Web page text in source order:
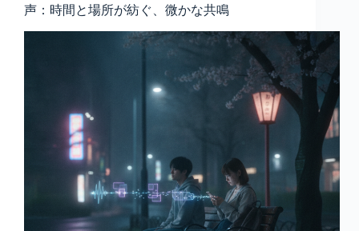
声：時間と場所が紡ぐ、微かな共鳴